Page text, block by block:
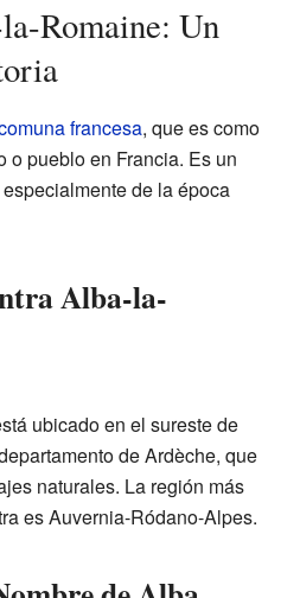
Romaine: Un
francesa, que es como
o pueblo en Francia. Es un
de la época
Alba-la-
ubicado en el sureste de
de Ardèche, que
naturales. La región más
es Auvernia-Ródano-Alpes.